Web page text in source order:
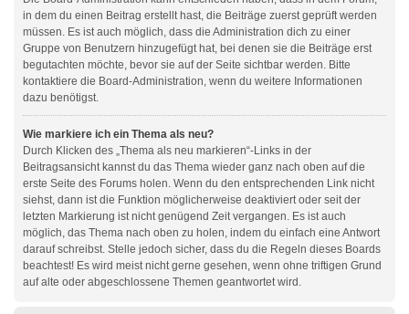
in dem du einen Beitrag erstellt hast, die Beiträge zuerst geprüft werden
müssen. Es ist auch möglich, dass die Administration dich zu einer
Gruppe von Benutzern hinzugefügt hat, bei denen sie die Beiträge erst
begutachten möchte, bevor sie auf der Seite sichtbar werden. Bitte
kontaktiere die Board-Administration, wenn du weitere Informationen
dazu benötigst.
Wie markiere ich ein Thema als neu?
Durch Klicken des „Thema als neu markieren“-Links in der
Beitragsansicht kannst du das Thema wieder ganz nach oben auf die
erste Seite des Forums holen. Wenn du den entsprechenden Link nicht
siehst, dann ist die Funktion möglicherweise deaktiviert oder seit der
letzten Markierung ist nicht genügend Zeit vergangen. Es ist auch
möglich, das Thema nach oben zu holen, indem du einfach eine Antwort
darauf schreibst. Stelle jedoch sicher, dass du die Regeln dieses Boards
beachtest! Es wird meist nicht gerne gesehen, wenn ohne triftigen Grund
auf alte oder abgeschlossene Themen geantwortet wird.